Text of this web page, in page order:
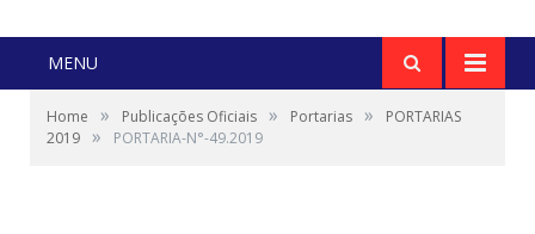
MENU
Home » Publicações Oficiais » Portarias »
PORTARIAS
2019 » PORTARIA-N°-49.2019